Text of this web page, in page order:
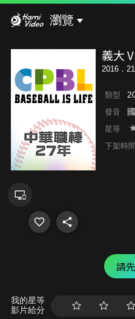
瀏覽
義大
2016．
類型
發音
星等
下架時
請
我的星等
影片給分